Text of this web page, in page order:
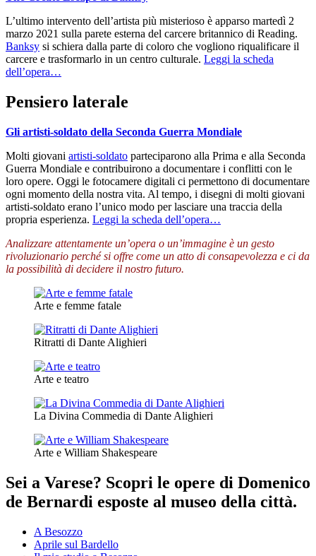
L’ultimo intervento dell’artista più misterioso è apparso martedì 2
marzo 2021 sulla parete esterna del carcere britannico di Reading.
Banksy si schiera dalla parte di coloro che vogliono riqualificare il
carcere e trasformarlo in un centro culturale. Leggi la scheda
dell’opera…
Pensiero laterale
Gli artisti-soldato della Seconda Guerra Mondiale
Molti giovani artisti-soldato parteciparono alla Prima e alla Seconda
Guerra Mondiale e contribuirono a documentare i conflitti con le
loro opere. Oggi le fotocamere digitali ci permettono di documentare
ogni momento della nostra vita. Al tempo, i disegni di molti giovani
artisti-soldato erano l’unico modo per lasciare una traccia della
propria esperienza. Leggi la scheda dell’opera…
Analizzare attentamente un’opera o un’immagine è un gesto
rivoluzionario perché si offre come un atto di consapevolezza e ci da
la possibilità di decidere il nostro futuro.
Arte e femme fatale
Ritratti di Dante Alighieri
Arte e teatro
La Divina Commedia di Dante Alighieri
Arte e William Shakespeare
Sei a Varese? Scopri le opere di Domenico
de Bernardi esposte al museo della città.
A Besozzo
Aprile sul Bardello